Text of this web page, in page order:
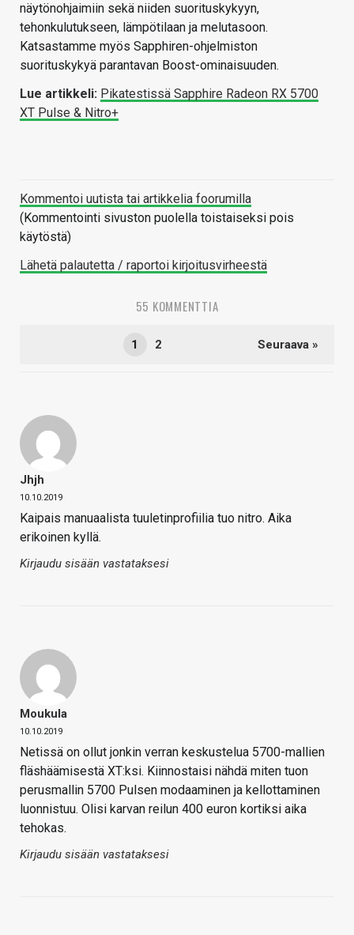
näytönohjaimiin sekä niiden suorituskykyyn,
tehonkulutukseen, lämpötilaan ja melutasoon.
Katsastamme myös Sapphiren-ohjelmiston
suorituskykyä parantavan Boost-ominaisuuden.
Lue artikkeli: Pikatestissä Sapphire Radeon RX 5700
XT Pulse & Nitro+
Kommentoi uutista tai artikkelia foorumilla
(Kommentointi sivuston puolella toistaiseksi pois
käytöstä)
Lähetä palautetta / raportoi kirjoitusvirheestä
55 KOMMENTTIA
1 2 Seuraava »
Jhjh
10.10.2019
Kaipais manuaalista tuuletinprofiilia tuo nitro. Aika
erikoinen kyllä.
Kirjaudu sisään vastataksesi
Moukula
10.10.2019
Netissä on ollut jonkin verran keskustelua 5700-mallien
fläshäämisestä XT:ksi. Kiinnostaisi nähdä miten tuon
perusmallin 5700 Pulsen modaaminen ja kellottaminen
luonnistuu. Olisi karvan reilun 400 euron kortiksi aika
tehokas.
Kirjaudu sisään vastataksesi